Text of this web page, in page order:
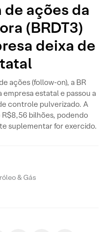
ações da
(BRDT3)
deixa de
ações (follow-on), a BR
estatal e passou a
controle pulverizado. A
bilhões, podendo
suplementar for exercido.
& Gás